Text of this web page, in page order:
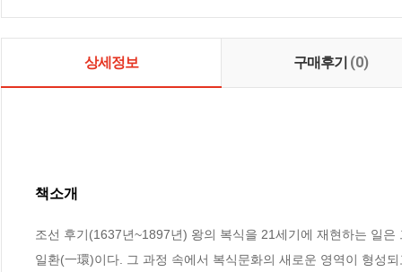
상세정보 구매후기 (0)
책소개
조선 후기(1637년~1897년) 왕의 복식을 21세기에 재현하는 일
일환(一環)이다. 그 과정 속에서 복식문화의 새로운 영역이 형성